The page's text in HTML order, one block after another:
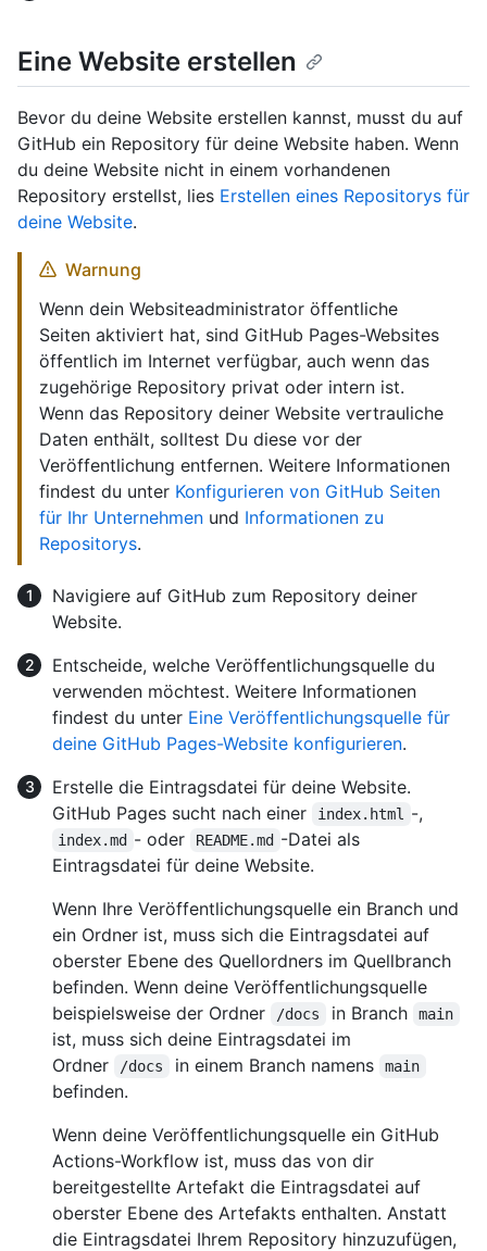
Eine Website erstellen
Bevor du deine Website erstellen kannst, musst du auf
GitHub ein Repository für deine Website haben. Wenn
du deine Website nicht in einem vorhandenen
Repository erstellst, lies Erstellen eines Repositorys für
deine Website.
Warnung
Wenn dein Websiteadministrator öffentliche
Seiten aktiviert hat, sind GitHub Pages-Websites
öffentlich im Internet verfügbar, auch wenn das
zugehörige Repository privat oder intern ist.
Wenn das Repository deiner Website vertrauliche
Daten enthält, solltest Du diese vor der
Veröffentlichung entfernen. Weitere Informationen
findest du unter Konfigurieren von GitHub Seiten
für Ihr Unternehmen und Informationen zu
Repositorys.
Navigiere auf GitHub zum Repository deiner
Website.
Entscheide, welche Veröffentlichungsquelle du
verwenden möchtest. Weitere Informationen
findest du unter Eine Veröffentlichungsquelle für
deine GitHub Pages-Website konfigurieren.
Erstelle die Eintragsdatei für deine Website.
GitHub Pages sucht nach einer
index.html -,
index.md - oder README.md -Datei als
Eintragsdatei für deine Website.
Wenn Ihre Veröffentlichungsquelle ein Branch und
ein Ordner ist, muss sich die Eintragsdatei auf
oberster Ebene des Quellordners im Quellbranch
befinden. Wenn deine Veröffentlichungsquelle
beispielsweise der Ordner
/docs in Branch main
ist, muss sich deine Eintragsdatei im
Ordner
/docs in einem Branch namens main
befinden.
Wenn deine Veröffentlichungsquelle ein GitHub
Actions-Workflow ist, muss das von dir
bereitgestellte Artefakt die Eintragsdatei auf
oberster Ebene des Artefakts enthalten. Anstatt
die Eintragsdatei Ihrem Repository hinzuzufügen,